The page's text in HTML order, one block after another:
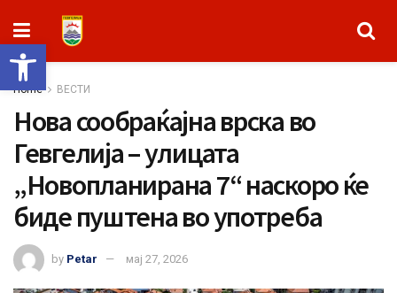
Open toolbar
Home ВЕСТИ
Нова сообраќајна врска во
Гевгелија – улицата
„Новопланирана 7“ наскоро ќе
биде пуштена во употреба
by Petar мај 27, 2026